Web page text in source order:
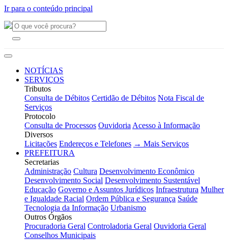
Ir para o conteúdo principal
NOTÍCIAS
SERVIÇOS
Tributos
Consulta de Débitos Certidão de Débitos Nota Fiscal de
Serviços
Protocolo
Consulta de Processos Ouvidoria Acesso à Informação
Diversos
Licitações Endereços e Telefones → Mais Serviços
PREFEITURA
Secretarias
Administração Cultura Desenvolvimento Econômico
Desenvolvimento Social Desenvolvimento Sustentável
Educação Governo e Assuntos Jurídicos Infraestrutura Mulher
e Igualdade Racial Ordem Pública e Segurança Saúde
Tecnologia da Informação Urbanismo
Outros Órgãos
Procuradoria Geral Controladoria Geral Ouvidoria Geral
Conselhos Municipais